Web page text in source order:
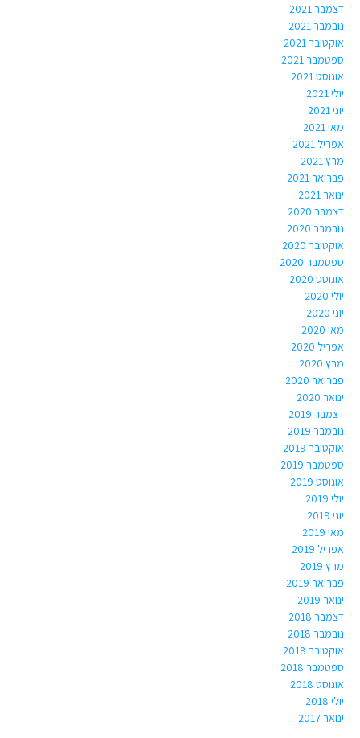
דצמבר 2021
נובמבר 2021
אוקטובר 2021
ספטמבר 2021
אוגוסט 2021
יולי 2021
יוני 2021
מאי 2021
אפריל 2021
מרץ 2021
פברואר 2021
ינואר 2021
דצמבר 2020
נובמבר 2020
אוקטובר 2020
ספטמבר 2020
אוגוסט 2020
יולי 2020
יוני 2020
מאי 2020
אפריל 2020
מרץ 2020
פברואר 2020
ינואר 2020
דצמבר 2019
נובמבר 2019
אוקטובר 2019
ספטמבר 2019
אוגוסט 2019
יולי 2019
יוני 2019
מאי 2019
אפריל 2019
מרץ 2019
פברואר 2019
ינואר 2019
דצמבר 2018
נובמבר 2018
אוקטובר 2018
ספטמבר 2018
אוגוסט 2018
יולי 2018
ינואר 2017